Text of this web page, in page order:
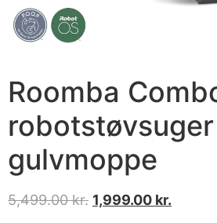
Roomba
gulvmoppe
5,499.00kr. 1,999.00 kr.